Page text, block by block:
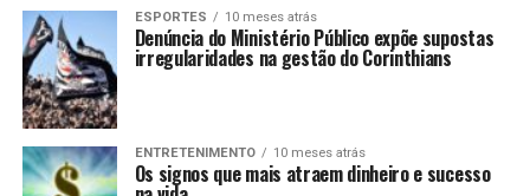
ESPORTES 10 meses atrás
Denúncia do Ministério Público expõe supostas
irregularidades na gestão do Corinthians
ENTRETENIMENTO 10 meses atrás
Os signos que mais atraem dinheiro e sucesso